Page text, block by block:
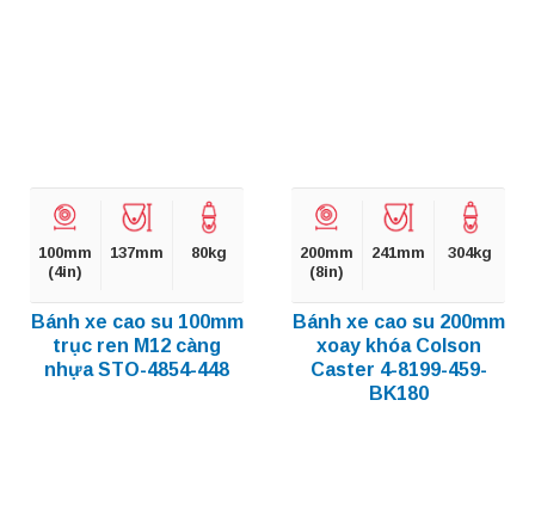
100mm
(4in)
137mm 80kg
Bánh xe cao su 100mm
trục ren M12 càng
nhựa STO-4854-448
200mm
(8in)
241mm 304kg
Bánh xe cao su 200mm
xoay khóa Colson
Caster 4-8199-459-
BK180